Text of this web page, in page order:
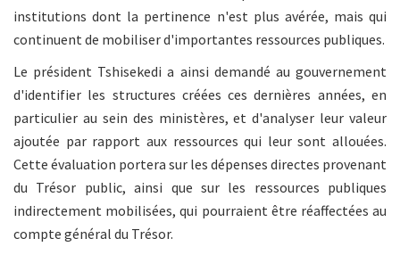
institutions dont la pertinence n'est plus avérée, mais qui
continuent de mobiliser d'importantes ressources publiques.
Le président Tshisekedi a ainsi demandé au gouvernement
d'identifier les structures créées ces dernières années, en
particulier au sein des ministères, et d'analyser leur valeur
ajoutée par rapport aux ressources qui leur sont allouées.
Cette évaluation portera sur les dépenses directes provenant
du Trésor public, ainsi que sur les ressources publiques
indirectement mobilisées, qui pourraient être réaffectées au
compte général du Trésor.